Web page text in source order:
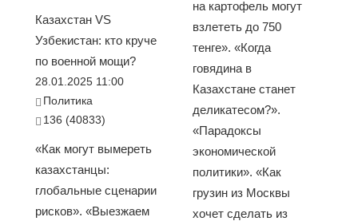
Казахстан VS
Узбекистан: кто круче
по военной мощи?
28.01.2025 11:00
Политика
136 (40833)
«Как могут вымереть
казахстанцы:
глобальные сценарии
рисков». «Выезжаем
на картофель могут
взлететь до 750
тенге». «Когда
говядина в
Казахстане станет
деликатесом?».
«Парадоксы
экономической
политики». «Как
грузин из Москвы
хочет сделать из